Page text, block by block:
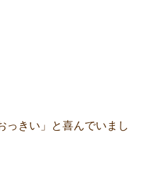
っきい」と喜んでいまし